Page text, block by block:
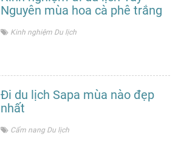
Nguyên mùa hoa cà phê trắng
Kinh nghiệm Du lịch
Đi du lịch Sapa mùa nào đẹp
nhất
Cẩm nang Du lịch